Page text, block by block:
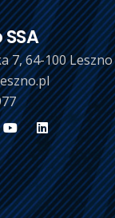
7, 64-100 Leszno